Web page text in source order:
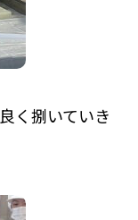
く捌いていき